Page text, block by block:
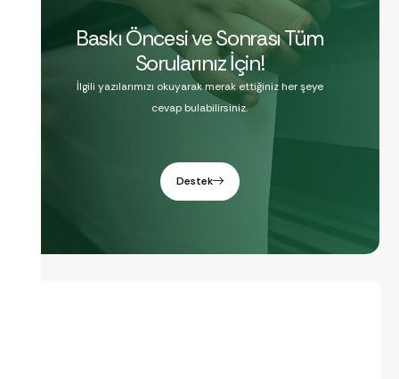
Baskı Öncesi ve Sonrası Tüm
Sorularınız İçin!
İlgili yazılarımızı okuyarak merak ettiğiniz her şeye
cevap bulabilirsiniz.
Destek